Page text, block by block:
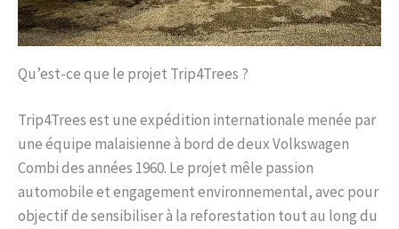
Qu’est-ce que le projet Trip4Trees ?
Trip4Trees est une expédition internationale menée par
une équipe malaisienne à bord de deux Volkswagen
Combi des années 1960. Le projet mêle passion
automobile et engagement environnemental, avec pour
objectif de sensibiliser à la reforestation tout au long du